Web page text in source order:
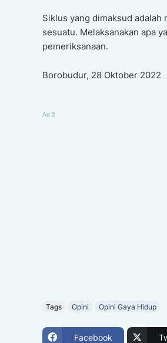
Siklus yang dimaksud adalah
sesuatu. Melaksanakan apa
pemeriksanaan.
Borobudur, 28 Oktober 2022
Ad 2
Tags Opini Opini Gaya Hidup
Facebook